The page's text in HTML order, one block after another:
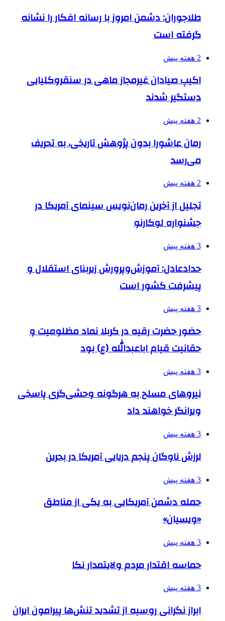
طلاجوران: دشمن امروز با رسانه افکار را نشانه
گرفته است
2 هفته پیش
اکیپ صیادان غیرمجاز ماهی در سنقروکلیایی
دستگیر شدند
2 هفته پیش
رمان عاشورا بدون پژوهش تاریخی، به تحریف
می‌رسد
2 هفته پیش
تجلیل از آخرین رمان‌نویس سینمای آمریکا در
جشنواره لوکارنو
3 هفته پیش
حدادعادل: آموزش‌وپرورش زیربنای استقلال و
پیشرفت کشور است
3 هفته پیش
حضور حضرت رقیه در کربلا نماد مظلومیت و
حقانیت قیام اباعبدالله (ع) بود
3 هفته پیش
نیروهای مسلح به هرگونه وحشی‌گری پاسخی
ویرانگر خواهند داد
3 هفته پیش
لرزش ناوگان پنجم دریایی آمریکا در بحرین
3 هفته پیش
حمله دشمن آمریکایی به یکی از مناطق
«ویسیان»
3 هفته پیش
حماسه اقتدار مردم ولایتمدار نکا
3 هفته پیش
ابراز نگرانی روسیه از تشدید تنش‌ها پیرامون ایران